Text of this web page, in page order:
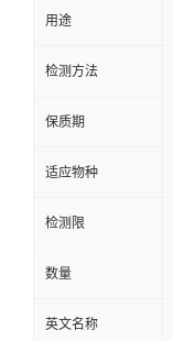
用途
检测方法
保质期
适应物种
检测限
数量
英文名称